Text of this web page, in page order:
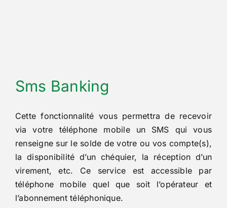
Sms Banking
Cette fonctionnalité vous permettra de recevoir
via votre téléphone mobile un SMS qui vous
renseigne sur le solde de votre ou vos compte(s),
la disponibilité d’un chéquier, la réception d’un
virement, etc. Ce service est accessible par
téléphone mobile quel que soit l’opérateur et
l’abonnement téléphonique.